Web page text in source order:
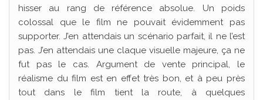
hisser au rang de référence absolue. Un poids
colossal que le film ne pouvait évidemment pas
supporter. J’en attendais un scénario parfait, il ne l’est
pas. J’en attendais une claque visuelle majeure, ça ne
fut pas le cas. Argument de vente principal, le
réalisme du film est en effet très bon, et à peu près
tout dans le film tient la route, à quelques